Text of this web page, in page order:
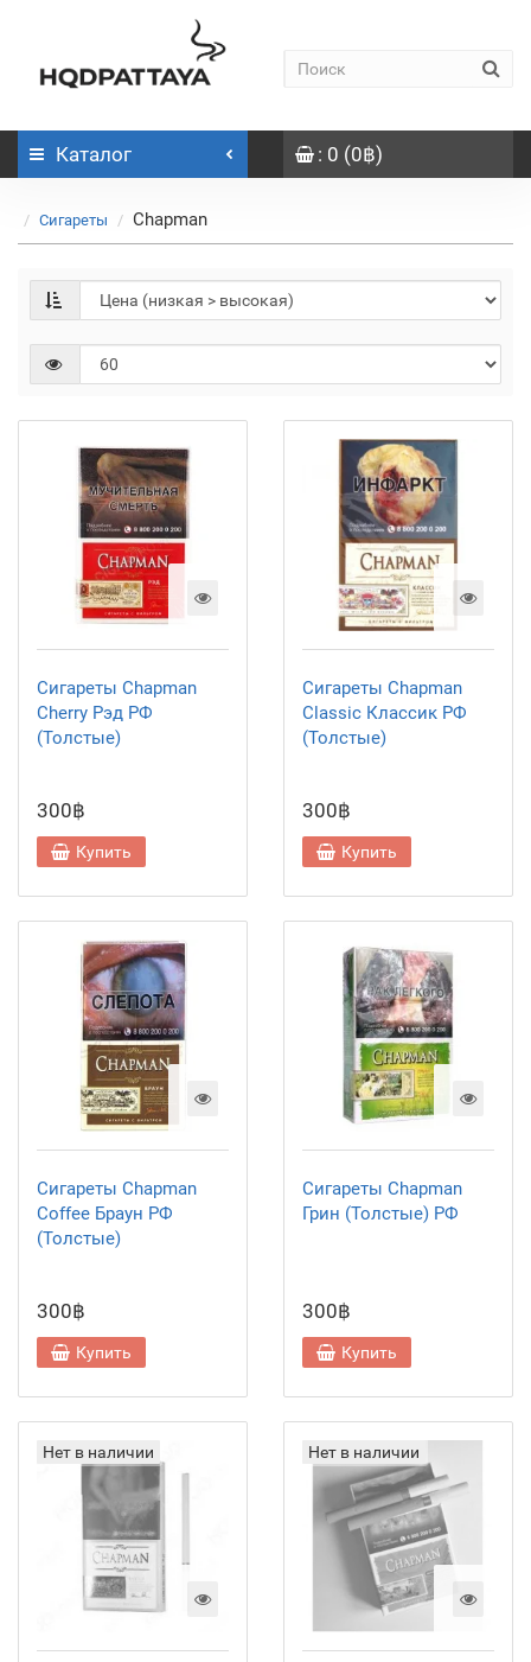
Каталог : 0 (0฿)
Сигареты Chapman
Сигареты Chapman
Cherry Рэд РФ
(Толстые)
300฿
Купить
Сигареты Chapman
Classic Классик РФ
(Толстые)
300฿
Купить
Сигареты Chapman
Coffee Браун РФ
(Толстые)
300฿
Купить
Сигареты Chapman
Грин (Толстые) РФ
300฿
Купить
Нет в наличии Нет в наличии